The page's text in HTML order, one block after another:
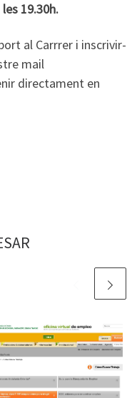
19.30h.
al Carrrer i inscrivir-
mail
directament en